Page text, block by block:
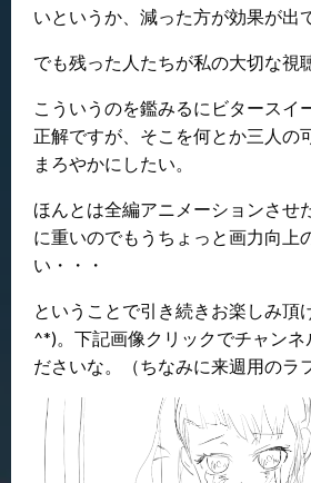
いというか、減った方が効果が出
でも残った人たちが私の大切な
こういうのを鑑みるにビタースイ
正解ですが、そこを何とか三人の
まろやかにしたい。
ほんとは全編アニメーションさせ
に重いのでもうちょっと画力向上
い・・・
ということで引き続きお楽しみ頂
^*)。下記画像クリックでチャンネ
ださいな。（ちなみに来週用のラ